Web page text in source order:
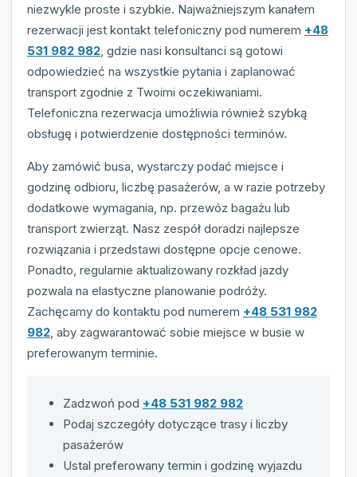
niezwykle proste i szybkie. Najważniejszym kanałem
rezerwacji jest kontakt telefoniczny pod numerem +48
531 982 982 , gdzie nasi konsultanci są gotowi
odpowiedzieć na wszystkie pytania i zaplanować
transport zgodnie z Twoimi oczekiwaniami.
Telefoniczna rezerwacja umożliwia również szybką
obsługę i potwierdzenie dostępności terminów.
Aby zamówić busa, wystarczy podać miejsce i
godzinę odbioru, liczbę pasażerów, a w razie potrzeby
dodatkowe wymagania, np. przewóz bagażu lub
transport zwierząt. Nasz zespół doradzi najlepsze
rozwiązania i przedstawi dostępne opcje cenowe.
Ponadto, regularnie aktualizowany rozkład jazdy
pozwala na elastyczne planowanie podróży.
Zachęcamy do kontaktu pod numerem +48 531 982
982 , aby zagwarantować sobie miejsce w busie w
preferowanym terminie.
Zadzwoń pod +48 531 982 982
Podaj szczegóły dotyczące trasy i liczby
pasażerów
Ustal preferowany termin i godzinę wyjazdu